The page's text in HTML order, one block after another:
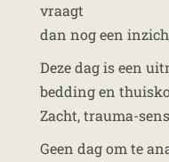
vraagt
dan nog een
Deze dag is een
bedding en
Zacht, trauma-
Geen dag om te